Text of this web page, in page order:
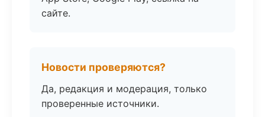
сайте.
Новости проверяются?
Да, редакция и модерация, только
проверенные источники.